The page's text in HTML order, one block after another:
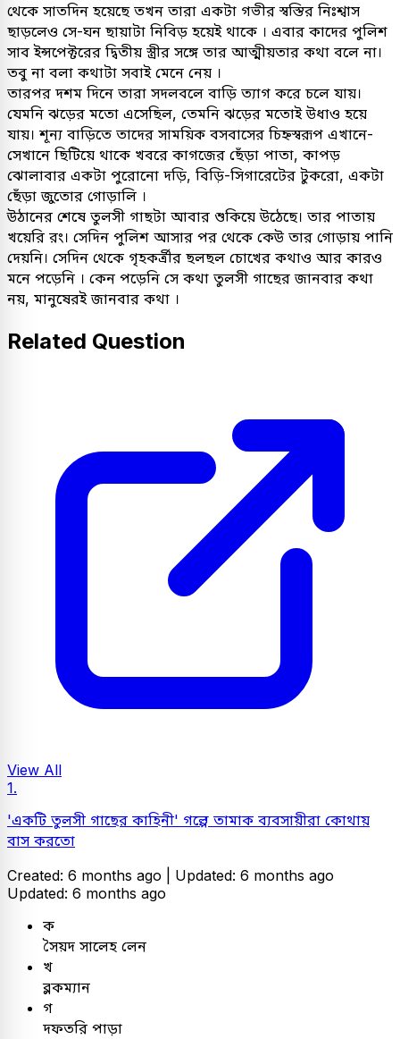
থেকে সাতদিন হয়েছে তখন তারা একটা গভীর স্বস্তির নিঃশ্বাস
ছাড়লেও সে-ঘন ছায়াটা নিবিড় হয়েই থাকে । এবার কাদের পুলিশ
সাব ইন্সপেক্টরের দ্বিতীয় স্ত্রীর সঙ্গে তার আত্মীয়তার কথা বলে না।
তবু না বলা কথাটা সবাই মেনে নেয় ।
তারপর দশম দিনে তারা সদলবলে বাড়ি ত্যাগ করে চলে যায়।
যেমনি ঝড়ের মতো এসেছিল, তেমনি ঝড়ের মতোই উধাও হয়ে
যায়। শূন্য বাড়িতে তাদের সাময়িক বসবাসের চিহ্নস্বরূপ এখানে-
সেখানে ছিটিয়ে থাকে খবরে কাগজের ছেঁড়া পাতা, কাপড়
ঝোলাবার একটা পুরোনো দড়ি, বিড়ি-সিগারেটের টুকরো, একটা
ছেঁড়া জুতোর গোড়ালি ।
উঠানের শেষে তুলসী গাছটা আবার শুকিয়ে উঠেছে। তার পাতায়
খয়েরি রং। সেদিন পুলিশ আসার পর থেকে কেউ তার গোড়ায় পানি
দেয়নি। সেদিন থেকে গৃহকর্ত্রীর ছলছল চোখের কথাও আর কারও
মনে পড়েনি । কেন পড়েনি সে কথা তুলসী গাছের জানবার কথা
নয়, মানুষেরই জানবার কথা ।
Related Question
View All
1.
'একটি তুলসী গাছের কাহিনী' গল্পে তামাক ব্যবসায়ীরা কোথায়
বাস করতো
Created: 6 months ago | Updated: 6 months ago
Updated: 6 months ago
ক
সৈয়দ সালেহ লেন
খ
ব্লকম্যান
গ
দফতরি পাড়া